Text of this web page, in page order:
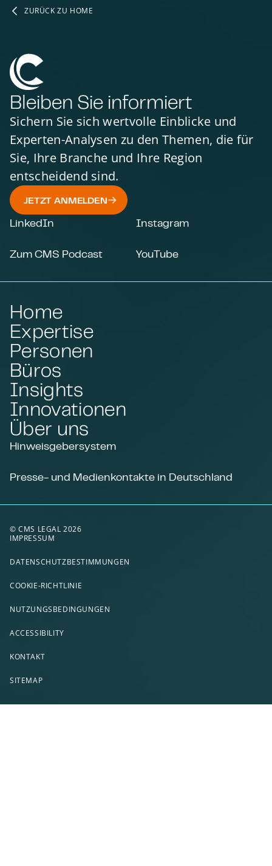
ZURÜCK ZU HOME
Bleiben Sie informiert
Sichern Sie sich wertvolle Einblicke und
Experten-Analysen zu den Themen, die für
Sie, Ihre Branche und Ihre Region
entscheidend sind.
JETZT ANMELDEN
LinkedIn Instagram
Zum CMS Podcast YouTube
Home
Expertise
Personen
Büros
Insights
Innovationen
Über uns
Hinweisgebersystem
Presse- und Medienkontakte in Deutschland
© CMS LEGAL 2026
IMPRESSUM
DATENSCHUTZBESTIMMUNGEN
COOKIE-RICHTLINIE
NUTZUNGSBEDINGUNGEN
ACCESSIBILITY
KONTAKT
SITEMAP